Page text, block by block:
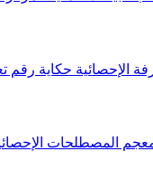
الإحصائية حكاية رقم
المصطلحات